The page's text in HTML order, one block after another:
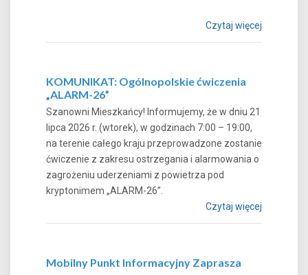
Czytaj więcej
KOMUNIKAT: Ogólnopolskie ćwiczenia
„ALARM-26”
Szanowni Mieszkańcy! Informujemy, że w dniu 21
lipca 2026 r. (wtorek), w godzinach 7:00 – 19:00,
na terenie całego kraju przeprowadzone zostanie
ćwiczenie z zakresu ostrzegania i alarmowania o
zagrożeniu uderzeniami z powietrza pod
kryptonimem „ALARM-26”.
Czytaj więcej
Mobilny Punkt Informacyjny Zaprasza